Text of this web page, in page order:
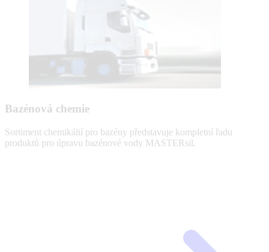
Bazénová chemie
Sortiment chemikálií pro bazény představuje kompletní řadu
produktů pro úpravu bazénové vody MASTERsil.